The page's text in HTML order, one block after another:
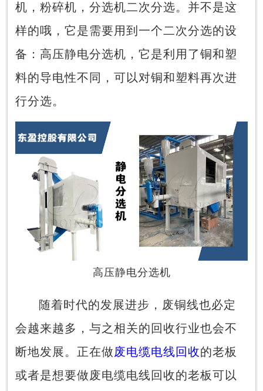
机，粉碎机，分选机二次分选。并不是这
样的哦，它是需要用到一个二次分选的设
备：高压静电分选机，它是利用了铜和塑
料的导电性不同，可以对铜和塑料再次进
行分选。
高压静电分选机
随着时代的发展进步，废铜线也必定
会越来越多，与之相关的回收行业也会不
断地发展。正在做废电缆电线回收的老板
或者是想要做废电缆电线回收的老板可以